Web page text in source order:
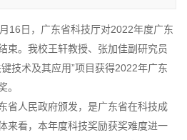
月 16 日，广东省科技厅对2022年度广东
束。我校王轩教授、张加佳副研究员
技术及其应用”项目获得2022年广东
。
省人民政府颁发，是广东省在科技成
来看，本年度科技奖励获奖难度进一